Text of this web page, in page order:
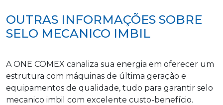
OUTRAS INFORMAÇÕES SOBRE
SELO MECANICO IMBIL
A ONE COMEX canaliza sua energia em oferecer um
estrutura com máquinas de última geração e
equipamentos de qualidade, tudo para garantir selo
mecanico imbil com excelente custo-benefício.